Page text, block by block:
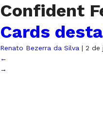
Confident
Cards
Renato Bezerra da Silva | 2 de
←
→